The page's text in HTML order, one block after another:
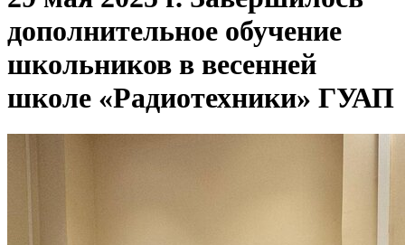
дополнительное обучение
школьников в весенней
школе «Радиотехники» ГУАП